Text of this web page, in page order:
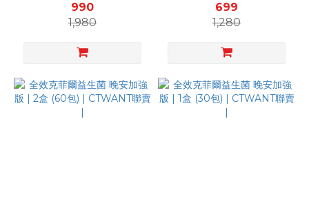
990
1,980
699
1,280